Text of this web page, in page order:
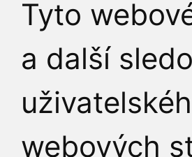
Tyto
a další
webových